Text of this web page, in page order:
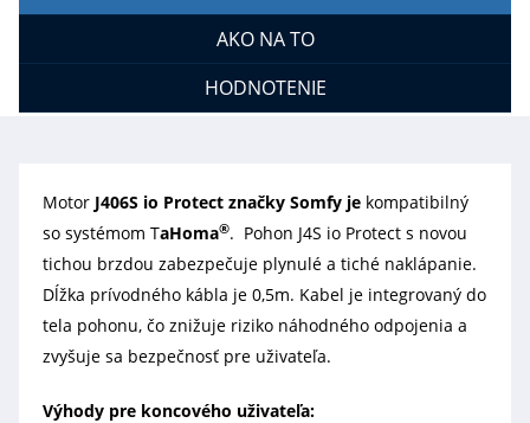
AKO NA TO
HODNOTENIE
Motor J406S io Protect značky Somfy je kompatibilný
so systémom TaHoma®. Pohon J4S io Protect s novou
tichou brzdou zabezpečuje plynulé a tiché naklápanie.
Dĺžka prívodného kábla je 0,5m. Kabel je integrovaný do
tela pohonu, čo znižuje riziko náhodného odpojenia a
zvyšuje sa bezpečnosť pre uživateľa.
Výhody pre koncového uživateľa: